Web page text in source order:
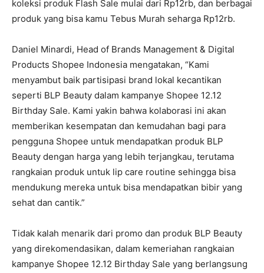
koleksi produk Flash Sale mulai dari Rp12rb, dan berbagai
produk yang bisa kamu Tebus Murah seharga Rp12rb.
Daniel Minardi, Head of Brands Management & Digital
Products Shopee Indonesia mengatakan, “Kami
menyambut baik partisipasi brand lokal kecantikan
seperti BLP Beauty dalam kampanye Shopee 12.12
Birthday Sale. Kami yakin bahwa kolaborasi ini akan
memberikan kesempatan dan kemudahan bagi para
pengguna Shopee untuk mendapatkan produk BLP
Beauty dengan harga yang lebih terjangkau, terutama
rangkaian produk untuk lip care routine sehingga bisa
mendukung mereka untuk bisa mendapatkan bibir yang
sehat dan cantik.”
Tidak kalah menarik dari promo dan produk BLP Beauty
yang direkomendasikan, dalam kemeriahan rangkaian
kampanye Shopee 12.12 Birthday Sale yang berlangsung